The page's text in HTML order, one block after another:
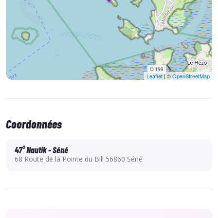
Les +
Un accès instantané au planning de réservation de chaque
Des offres « privilégiées » limitées aux abonnés de la carte
Des remises allant jusqu’à 50% sur certains produits
NB : carte valable jusqu'au 23/10/2026 selon ouverture
l'année suivante
Leaflet| ©OpenStreetMap
Coordonnées
47° Nautik - Séné
68 Route de la Pointe du Bill 56860 Séné